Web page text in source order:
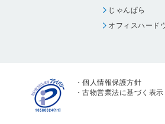
じゃんぱら
オフィスハード
・個人情報保護方針
・古物営業法に基づく表示